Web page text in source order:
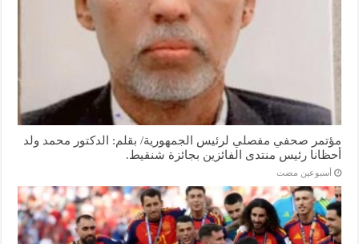
مؤتمر صحفي مفصلي لرئيس الجمهورية/ بقلم: الدكتور محمد ولد
أحظانا رئيس منتدى الفائزين بجائزة شنقيط.
‏أسبوعين مضت